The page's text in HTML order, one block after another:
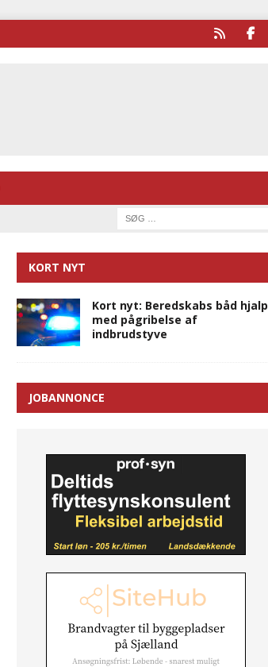
KORT NYT
Kort nyt: Beredskabs båd hjalp
med pågribelse af
indbrudstyve
JOBANNONCE